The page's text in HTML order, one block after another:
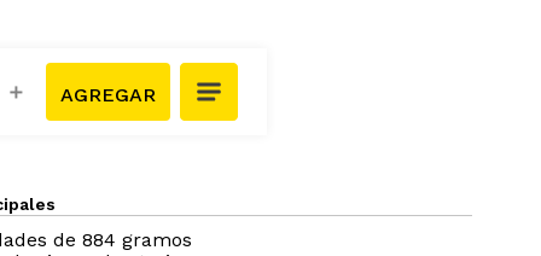
＋
de 884 gramos